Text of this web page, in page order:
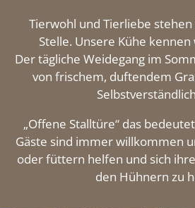
allgäuweit
Impressionen
Kontakt
Tierwohl und Tierliebe
Stelle. Unsere Kühe
Der tägliche Weidegang im
von frischem, duftendem
„Offene Stalltüre“ das
Gäste sind immer willkommen
oder füttern helfen und sich
den Hühnern zu